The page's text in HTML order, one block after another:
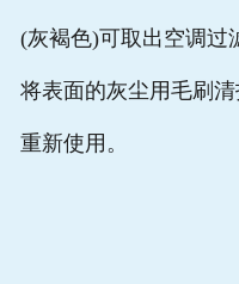
(灰褐色)可取出空调过
将表面的灰尘用毛刷
重新使用。